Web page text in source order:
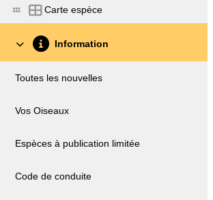
Carte espèce
Information
Toutes les nouvelles
Vos Oiseaux
Espèces à publication limitée
Code de conduite